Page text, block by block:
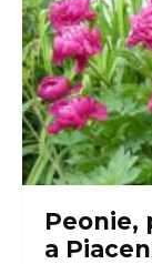
Peonie,
a